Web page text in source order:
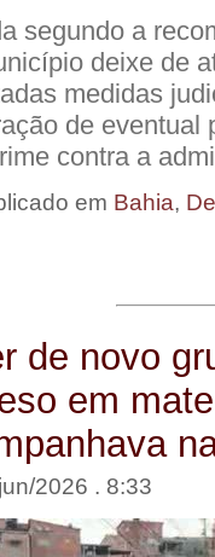
segundo a
deixe de
medidas
de eventual
contra a
em Bahia,
de novo
em
2026 . 8:33